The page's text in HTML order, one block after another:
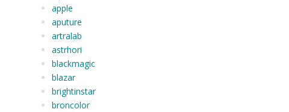
apple
aputure
artralab
astrhori
blackmagic
blazar
brightinstar
broncolor